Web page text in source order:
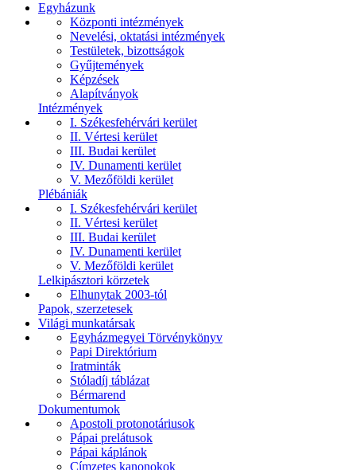
Egyházunk
Központi intézmények
Nevelési, oktatási intézmények
Testületek, bizottságok
Gyűjtemények
Képzések
Alapítványok
Intézmények
I. Székesfehérvári kerület
II. Vértesi kerület
III. Budai kerület
IV. Dunamenti kerület
V. Mezőföldi kerület
Plébániák
I. Székesfehérvári kerület
II. Vértesi kerület
III. Budai kerület
IV. Dunamenti kerület
V. Mezőföldi kerület
Lelkipásztori körzetek
Elhunytak 2003-tól
Papok, szerzetesek
Világi munkatársak
Egyházmegyei Törvénykönyv
Papi Direktórium
Iratminták
Stóladíj táblázat
Bérmarend
Dokumentumok
Apostoli protonotáriusok
Pápai prelátusok
Pápai káplánok
Címzetes kanonokok